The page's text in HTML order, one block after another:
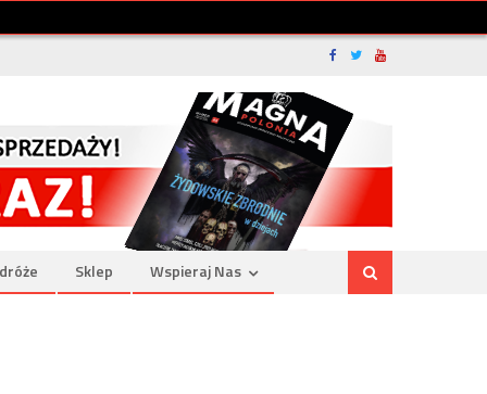
Sklep Wspieraj Nas